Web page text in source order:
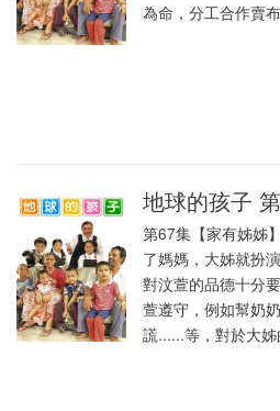
為命，分工合作賣
地球的孩子
第67集【家有姊姊
了媽媽，大姊就扮
對汶萱的品德十分
萱遵守，例如幫奶
謊......等，對於大